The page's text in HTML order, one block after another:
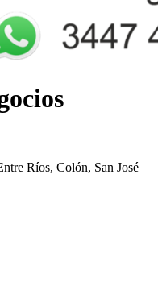
Ríos, Colón, San José